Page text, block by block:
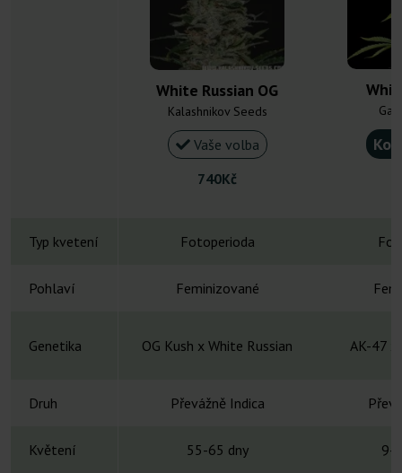
White Russian OG
Kalashnikov Seeds
Vaše volba
740Kč
Typ kvetení Fotoperioda
Pohlaví Feminizované
Genetika OG Kush x White Russian AK-47 x
Druh Převážně Indica
Květení 55-65 dny 9-